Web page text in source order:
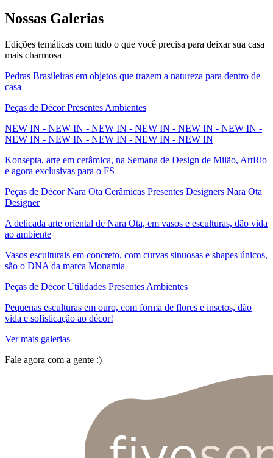
Nossas Galerias
Edições temáticas com tudo o que você precisa para deixar sua casa
mais charmosa
Pedras Brasileiras em objetos que trazem a natureza para dentro de
casa
Peças de Décor Presentes Ambientes
NEW IN - NEW IN - NEW IN - NEW IN - NEW IN - NEW IN -
NEW IN - NEW IN - NEW IN - NEW IN - NEW IN
Konsepta, arte em cerâmica, na Semana de Design de Milão, ArtRio
e agora exclusivas para o FS
Peças de Décor Nara Ota Cerâmicas Presentes Designers Nara Ota
Designer
A delicada arte oriental de Nara Ota, em vasos e esculturas, dão vida
ao ambiente
Vasos esculturais em concreto, com curvas sinuosas e shapes únicos,
são o DNA da marca Monamia
Peças de Décor Utilidades Presentes Ambientes
Pequenas esculturas em ouro, com forma de flores e insetos, dão
vida e sofisticação ao décor!
Ver mais galerias
Fale agora com a gente :)